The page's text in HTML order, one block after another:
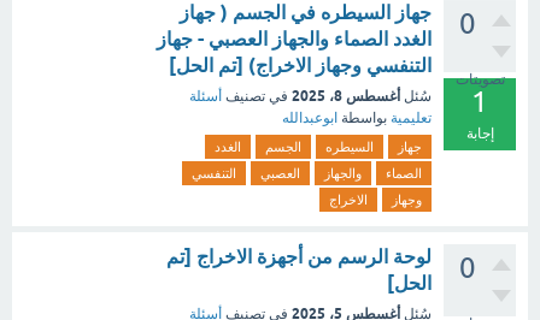
0
تصويتات
1
إجابة
جهاز السيطره في الجسم ( جهاز
الغدد الصماء والجهاز العصبي - جهاز
التنفسي وجهاز الاخراج) [تم الحل]
سُئل أغسطس 8، 2025 في تصنيف أسئلة
تعليمية بواسطة ابوعبدالله
جهاز السيطره الجسم
الغدد
الصماء
والجهاز العصبي
التنفسي
وجهاز
الاخراج
0
لوحة الرسم من أجهزة الاخراج [تم
الحل]
سُئل أغسطس 5، 2025 في تصنيف أسئلة